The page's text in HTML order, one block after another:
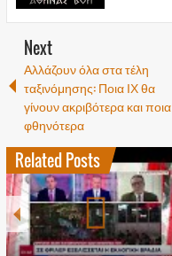
Next
Αλλάζουν όλα στα τέλη
ταξινόμησης: Ποια ΙΧ θα
γίνουν ακριβότερα και ποια
φθηνότερα
Related Posts